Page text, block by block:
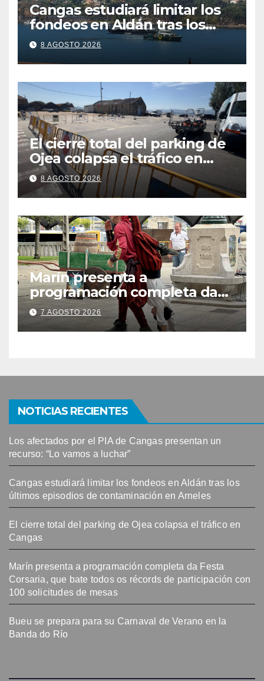
Cangas estudiará limitar los
fondeos en Aldán tras los
últimos episodios de
contaminación en Arneles
8 AGOSTO 2026
El cierre total del parking de
Ojea colapsa el tráfico en
Cangas
8 AGOSTO 2026
Marín presenta a
programación completa da
Festa Corsaria, que bate
todos os récords de
participación con 100
7 AGOSTO 2026
NOTICIAS RECIENTES
Los afectados por el PIA de Cangas presentan un
recurso: “Lo vamos a luchar”
Cangas estudiará limitar los fondeos en Aldán tras los
últimos episodios de contaminación en Arneles
El cierre total del parking de Ojea colapsa el tráfico en
Cangas
Marín presenta a programación completa da Festa
Corsaria, que bate todos os récords de participación con
100 solicitudes de mesas
Bueu se prepara para su Carnaval de Verano en la
Banda do Río